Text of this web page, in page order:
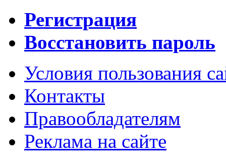
Регистрация
Восстановить пароль
Условия пользования
Контакты
Правообладателям
Реклама на сайте